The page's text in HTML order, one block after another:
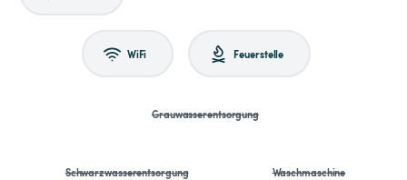
WiFi Feuerstelle
Grauwasserentsorgung
Schwarzwasserentsorgung Waschmaschine